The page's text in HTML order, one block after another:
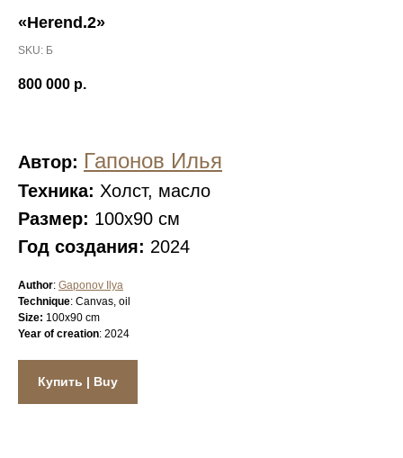
«Herend.2»
SKU: Б
800 000 р.
Автор: Гапонов Илья
Техника: Холст, масло
Размер: 100х90 см
Год создания: 2024
Author: Gaponov Ilya
Technique: Canvas, oil
Size: 100x90 cm
Year of creation: 2024
Купить | Buy